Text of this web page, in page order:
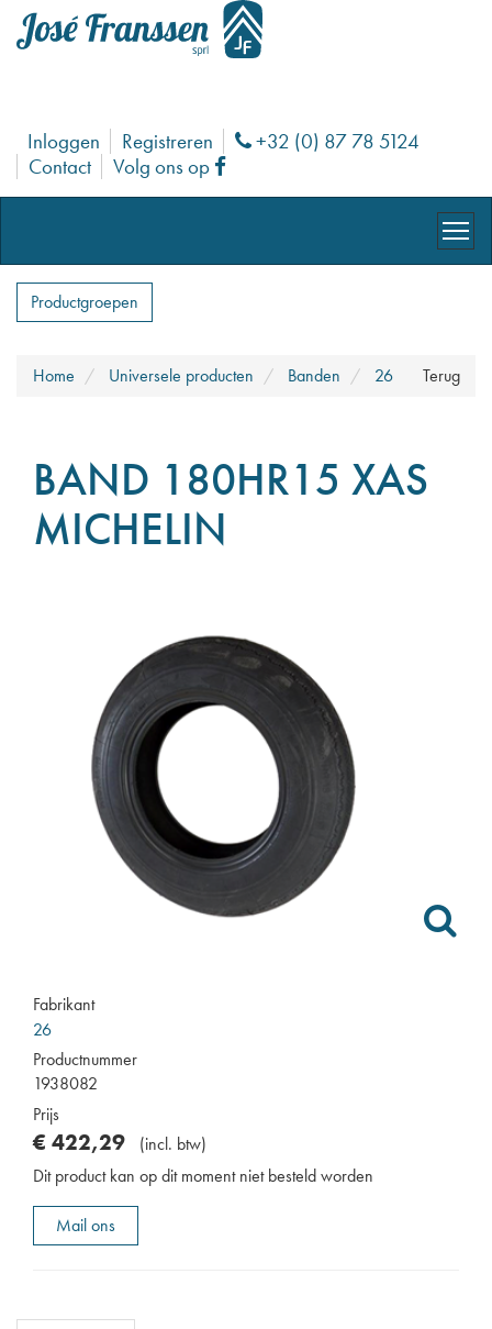
Inloggen Registreren Phone
+32 (0) 87 78 5124
Contact
Volg ons op Facebook
Productgroepen
Terug
Home Universele producten Banden 26
BAND 180HR15 XAS
MICHELIN
Fabrikant
26
Productnummer
1938082
Prijs
€ 422,29 (incl. btw)
Dit product kan op dit moment niet besteld worden
Mail ons